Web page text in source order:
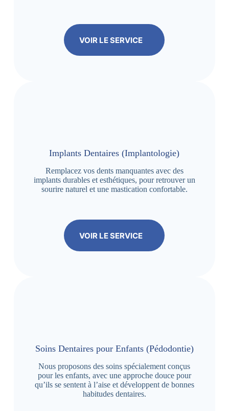
VOIR LE SERVICE
Implants Dentaires (Implantologie)
Remplacez vos dents manquantes avec des
implants durables et esthétiques, pour retrouver un
sourire naturel et une mastication confortable.
VOIR LE SERVICE
Soins Dentaires pour Enfants (Pédodontie)
Nous proposons des soins spécialement conçus
pour les enfants, avec une approche douce pour
qu’ils se sentent à l’aise et développent de bonnes
habitudes dentaires.